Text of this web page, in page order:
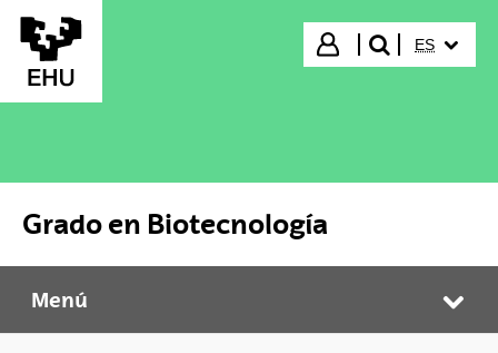
Saltar al contenido principal
Iniciar sesión
buscar"
ES
Grado en Biotecnología
Grado en Biotecnología
Menú